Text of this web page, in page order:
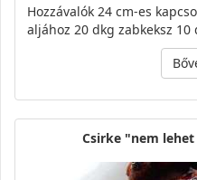
Hozzávalók 24 cm-es
aljához 20 dkg zabkeksz
Csirke "nem